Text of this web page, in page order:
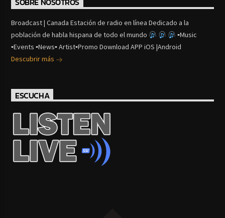
SOBRE NOSOTROS
Broadcast | Canada Estación de radio en línea Dedicado a la
población de habla hispana de todo el mundo
▪Music
▪Events ▪News▪ Artist▪Promo Download APP iOS |Android
Descubrir más
ESCUCHA